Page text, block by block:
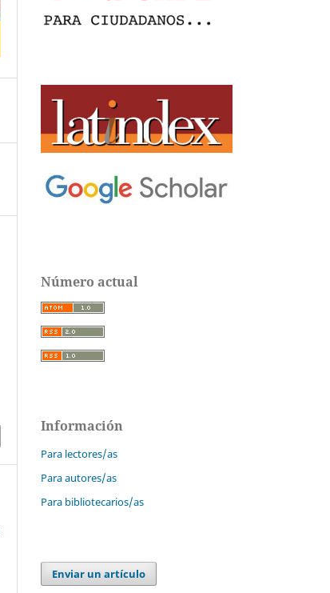
Número actual
Información
Para lectores/as
Para autores/as
Para bibliotecarios/as
Enviar un artículo